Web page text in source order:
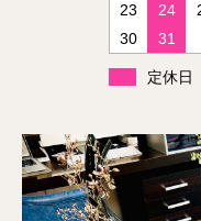
23
24
30
31
定休日